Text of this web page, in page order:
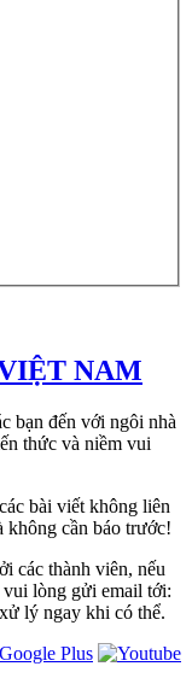
NAM
bạn đến với ngôi nhà
thức và niềm vui
bài viết không liên
không cần báo trước!
các thành viên, nếu
lòng gửi email tới:
lý ngay khi có thể.